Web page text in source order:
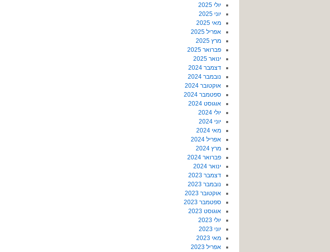
יולי 2025
יוני 2025
מאי 2025
אפריל 2025
מרץ 2025
פברואר 2025
ינואר 2025
דצמבר 2024
נובמבר 2024
אוקטובר 2024
ספטמבר 2024
אוגוסט 2024
יולי 2024
יוני 2024
מאי 2024
אפריל 2024
מרץ 2024
פברואר 2024
ינואר 2024
דצמבר 2023
נובמבר 2023
אוקטובר 2023
ספטמבר 2023
אוגוסט 2023
יולי 2023
יוני 2023
מאי 2023
אפריל 2023